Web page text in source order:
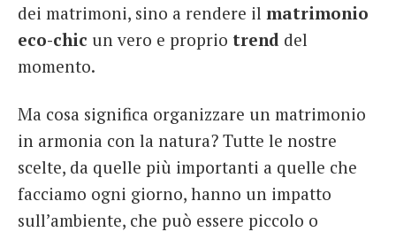
dei matrimoni, sino a rendere il matrimonio
eco-chic un vero e proprio trend del
momento.
Ma cosa significa organizzare un matrimonio
in armonia con la natura? Tutte le nostre
scelte, da quelle più importanti a quelle che
facciamo ogni giorno, hanno un impatto
sull’ambiente, che può essere piccolo o